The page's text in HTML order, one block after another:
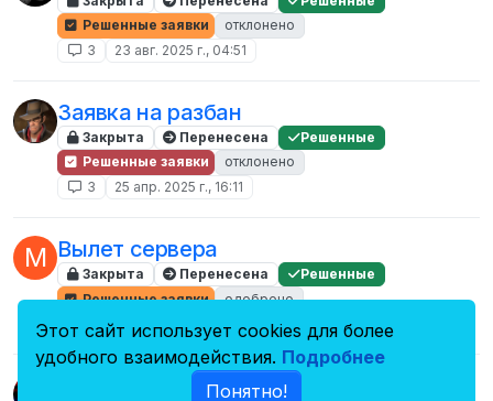
Решенные заявки
отклонено
3
23 авг. 2025 г., 04:51
Заявка на разбан
Закрыта Перенесена
Решенные
Решенные заявки
отклонено
3
25 апр. 2025 г., 16:11
М Вылет сервера
Закрыта Перенесена
Решенные
Решенные заявки
одобрено
/мне по барабану/
Этот сайт использует cookies для более
удобного взаимодействия. Подробнее
Понятно!